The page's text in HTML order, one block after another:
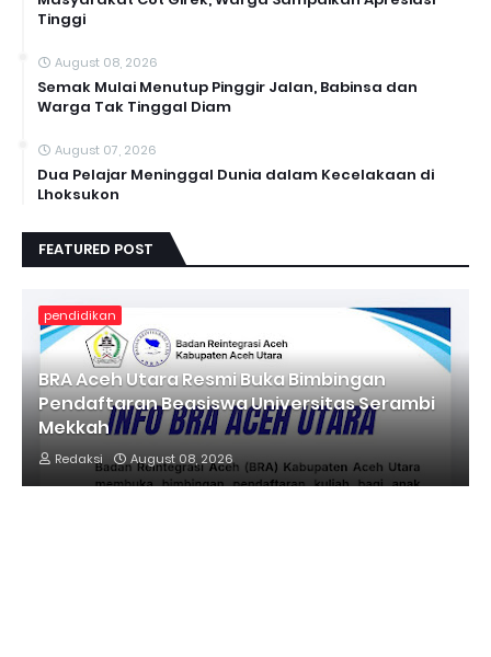
Tinggi
August 08, 2026
Semak Mulai Menutup Pinggir Jalan, Babinsa dan
Warga Tak Tinggal Diam
August 07, 2026
Dua Pelajar Meninggal Dunia dalam Kecelakaan di
Lhoksukon
FEATURED POST
pendidikan
BRA Aceh Utara Resmi Buka Bimbingan
Pendaftaran Beasiswa Universitas Serambi
Mekkah
Redaksi August 08, 2026